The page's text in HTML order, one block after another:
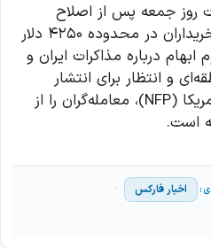
روز جمعه پس از اصلاح
کوتاه‌مدت، بار دیگر با ورود خریداران در محدوده ۴۲۵۰ دلار
درباره مذاکرات ایران و
و انتظار برای انتشار
گزارش اشتغال غیرکشاورزی آمریکا (NFP)، معامله‌گران را از
است.
اخبار فارکس